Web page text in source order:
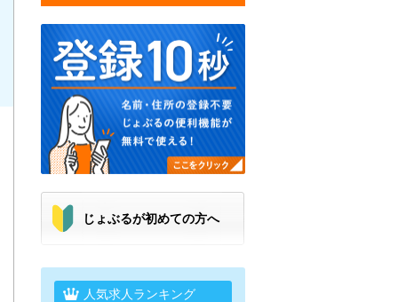
じょぶるが初めての方へ
人気求人ランキング